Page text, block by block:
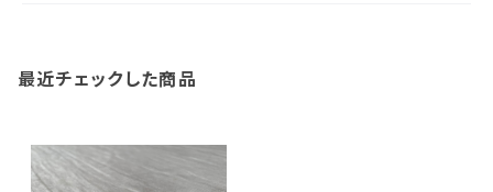
最近チェックした商品